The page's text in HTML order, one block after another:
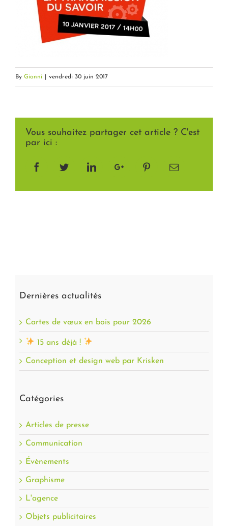
By Gianni vendredi 30 juin 2017
Vous souhaitez partager cet article ? C'est
par ici :
FacebookTwitterLinkedInGoogle+ PinterestEmail
Dernières actualités
Cartes de vœux en bois pour 2026
15 ans déjà !
Conception et design web par Krisken
Catégories
Articles de presse
Communication
Évènements
Graphisme
L'agence
Objets publicitaires